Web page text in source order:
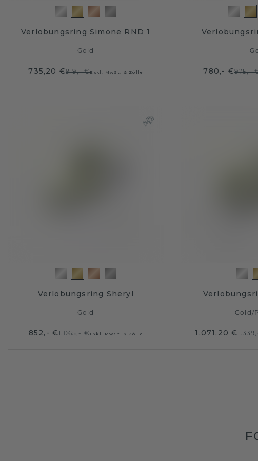
Verlobungsring Simone RND 1
Gold
735,20 €919,- €Exkl. MwSt. & Zölle 780,- €975,-
Verlobungsring Sheryl
Gold
852,- €1.065,- €Exkl. MwSt. & Zölle
Gold /
1.071,20 €